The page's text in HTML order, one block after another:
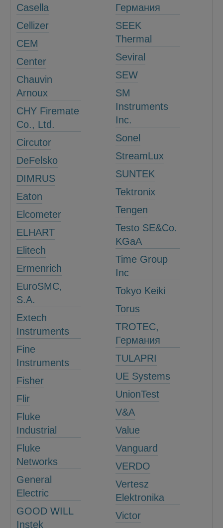
Casella
Cellizer
CEM
Center
Chauvin
Arnoux
CHY Firemate
Co., Ltd.
Circutor
DeFelsko
DIMRUS
Eaton
Elcometer
ELHART
Elitech
Ermenrich
EuroSMC,
S.A.
Extech
Instruments
Fine
Instruments
Fisher
Flir
Fluke
Industrial
Fluke
Networks
General
Electric
GOOD WILL
Instek
Германия
SEEK
Thermal
Seviral
SEW
SM
Instruments
Inc.
Sonel
StreamLux
SUNTEK
Tektronix
Tengen
Testo SE&Co.
KGaA
Time Group
Inc
Tokyo Keiki
Torus
TROTEC,
Германия
TULAPRI
UE Systems
UnionTest
V&A
Value
Vanguard
VERDO
Vertesz
Elektronika
Victor